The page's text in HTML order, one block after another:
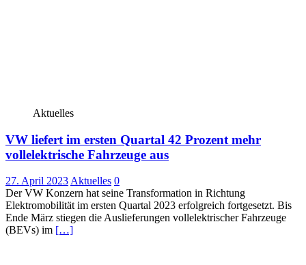
Aktuelles
VW liefert im ersten Quartal 42 Prozent mehr
vollelektrische Fahrzeuge aus
27. April 2023 Aktuelles 0
Der VW Konzern hat seine Transformation in Richtung
Elektromobilität im ersten Quartal 2023 erfolgreich fortgesetzt. Bis
Ende März stiegen die Auslieferungen vollelektrischer Fahrzeuge
(BEVs) im […]